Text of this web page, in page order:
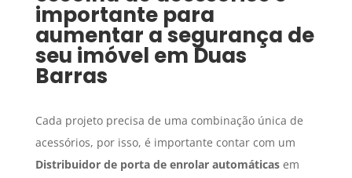
importante para
aumentar a segurança de
seu imóvel emDuas
Barras
Cada projeto precisa de uma combinação única de
acessórios, por isso, é importante contar com um
Distribuidor de porta de enrolar automáticasem